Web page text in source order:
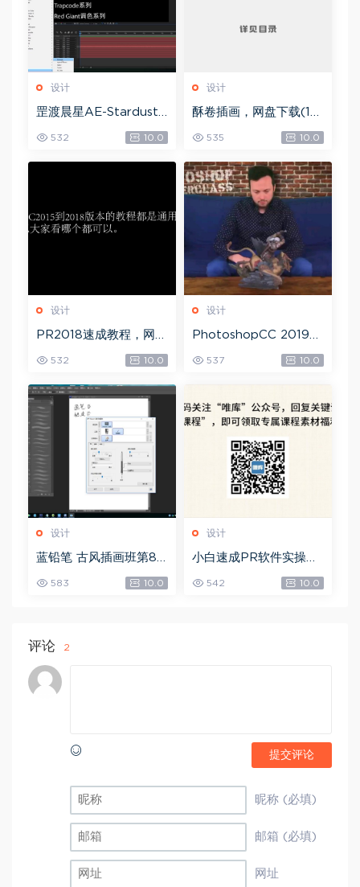
设计
罡渡晨星AE-Stardust
星尘粒子教程教学,共22
8节全套AE综合基础，
网盘下载(172.73G)
532 10.0
设计
酥卷插画，网盘下载(15.
535 10.0
设计
PR2018速成教程，网盘
532 10.0
设计
PhotoshopCC 2019
大师课，网盘下载(5.71
G)
537 10.0
设计
蓝铅笔 古风插画班第8
期，网盘下载(10.90G)
583 10.0
设计
小白速成PR软件实操：
20节短视频赚钱课，教
你月入过万（完结），
542 10.0
评论 2
提交评论
昵称 (必填)
邮箱 (必填)
网址